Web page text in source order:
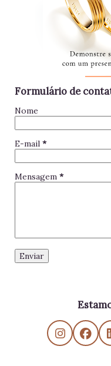
Formulário de
Nome
E-mail *
Mensagem *